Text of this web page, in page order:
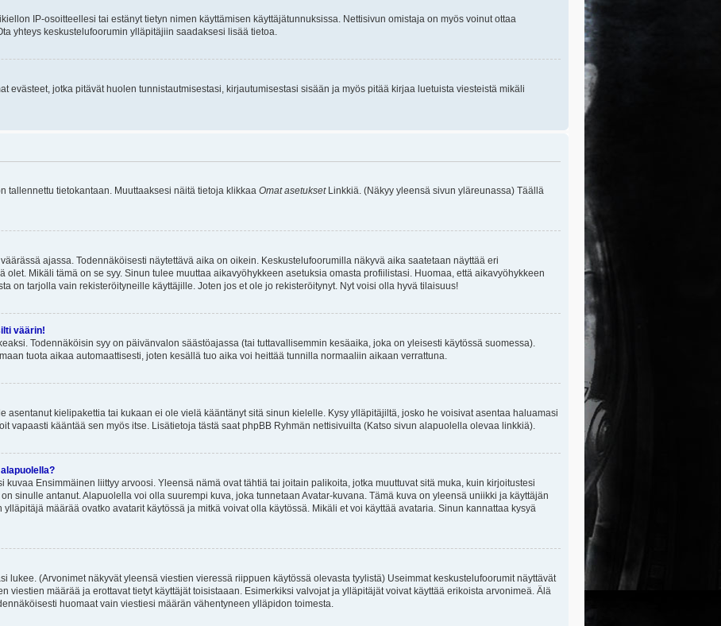
IP-osoitteellesi tai estänyt tietyn nimen käyttämisen käyttäjätunnuksissa. Nettisivun omistaja on myös voinut ottaa
yhteys keskustelufoorumin ylläpitäjiin saadaksesi lisää tietoa.
evästeet, jotka pitävät huolen tunnistautmisestasi, kirjautumisestasi sisään ja myös pitää kirjaa luetuista viesteistä mikäli
tallennettu tietokantaan. Muuttaaksesi näitä tietoja klikkaa Omat asetuksetLinkkiä. (Näkyy yleensä sivun yläreunassa) Täällä
ajassa. Todennäköisesti näytettävä aika on oikein. Keskustelufoorumilla näkyvä aika saatetaan näyttää eri
olet. Mikäli tämä on se syy. Sinun tulee muuttaa aikavyöhykkeen asetuksia omasta profiilistasi. Huomaa, että aikavyöhykkeen
on tarjolla vain rekisteröityneille käyttäjille. Joten jos et ole jo rekisteröitynyt. Nyt voisi olla hyvä tilaisuus!
väärin!
Todennäköisin syy on päivänvalon säästöajassa (tai tuttavallisemmin kesäaika, joka on yleisesti käytössä suomessa).
tuota aikaa automaattisesti, joten kesällä tuo aika voi heittää tunnilla normaaliin aikaan verrattuna.
asentanut kielipakettia tai kukaan ei ole vielä kääntänyt sitä sinun kielelle. Kysy ylläpitäjiltä, josko he voisivat asentaa haluamasi
vapaasti kääntää sen myös itse. Lisätietoja tästä saat phpBB Ryhmän nettisivuilta (Katso sivun alapuolella olevaa linkkiä).
kuvaa Ensimmäinen liittyy arvoosi. Yleensä nämä ovat tähtiä tai joitain palikoita, jotka muuttuvat sitä muka, kuin kirjoitustesi
sinulle antanut. Alapuolella voi olla suurempi kuva, joka tunnetaan Avatar-kuvana. Tämä kuva on yleensä uniikki ja käyttäjän
määrää ovatko avatarit käytössä ja mitkä voivat olla käytössä. Mikäli et voi käyttää avataria. Sinun kannattaa kysyä
lukee. (Arvonimet näkyvät yleensä viestien vieressä riippuen käytössä olevasta tyylistä) Useimmat keskustelufoorumit näyttävät
viestien määrää ja erottavat tietyt käyttäjät toisistaaan. Esimerkiksi valvojat ja ylläpitäjät voivat käyttää erikoista arvonimeä. Älä
huomaat vain viestiesi määrän vähentyneen ylläpidon toimesta.